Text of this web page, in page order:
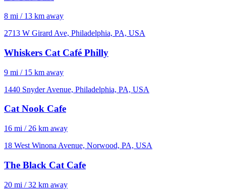
8 mi / 13 km away
2713 W Girard Ave, Philadelphia, PA, USA
Whiskers Cat Café Philly
9 mi / 15 km away
1440 Snyder Avenue, Philadelphia, PA, USA
Cat Nook Cafe
16 mi / 26 km away
18 West Winona Avenue, Norwood, PA, USA
The Black Cat Cafe
20 mi / 32 km away